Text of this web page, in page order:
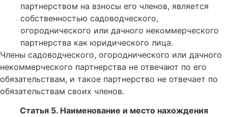
партнерством на взносы его членов, является
собственностью садоводческого,
огороднического или дачного некоммерческого
партнерства как юридического лица.
Члены садоводческого, огороднического или дачного
некоммерческого партнерства не отвечают по его
обязательствам, и такое партнерство не отвечает по
обязательствам своих членов.
Статья 5. Наименование и место нахождения